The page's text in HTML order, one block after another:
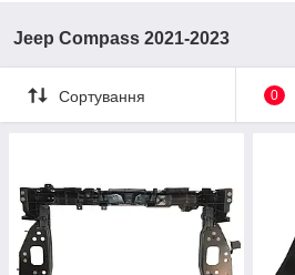
Jeep Compass 2021-2023
Сортування 0